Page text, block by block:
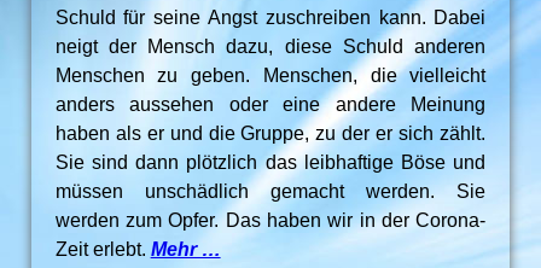
Schuld für seine Angst zuschreiben kann. Dabei
neigt der Mensch dazu, diese Schuld anderen
Menschen zu geben. Menschen, die vielleicht
anders aussehen oder eine andere Meinung
haben als er und die Gruppe, zu der er sich zählt.
Sie sind dann plötzlich das leibhaftige Böse und
müssen unschädlich gemacht werden. Sie
werden zum Opfer. Das haben wir in der Corona-
Zeit erlebt. Mehr …